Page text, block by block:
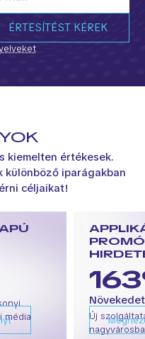
ÉRTESÍTÉST KÉREK
kiemelten értékesek.
iparágakban
céljaikat!
média
Új